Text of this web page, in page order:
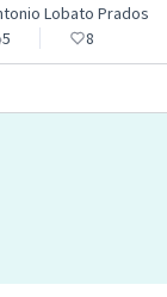
Lobato Prados
5
8